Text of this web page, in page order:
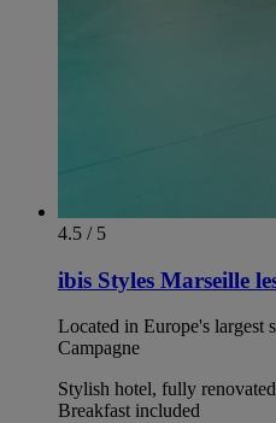
4.5 / 5
ibis Styles Marseille
Located in Europe's largest
Campagne
Stylish hotel, fully
Breakfast included